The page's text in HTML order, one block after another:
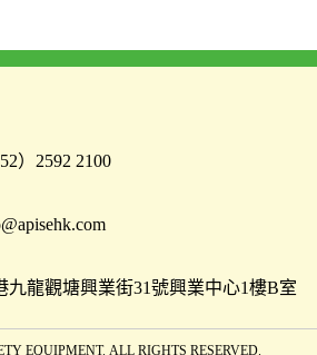
）2592 2100
九龍觀塘興業街31號興業中心1樓B室
EQUIPMENT. ALL RIGHTS RESERVED.